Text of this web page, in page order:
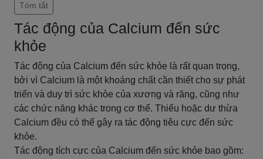
Tóm tắt
Tác động của Calcium đến sức
khỏe
Tác động của Calcium đến sức khỏe là rất quan trọng,
bởi vì Calcium là một khoáng chất cần thiết cho sự phát
triển và duy trì sức khỏe của xương và răng, cũng như
các chức năng khác trong cơ thể. Thiếu hoặc dư thừa
Calcium đều có thể gây ra tác động tiêu cực đến sức
khỏe.
Tác động tích cực của Calcium đến sức khỏe bao gồm: